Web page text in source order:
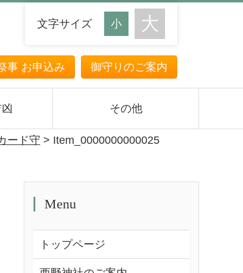
事 お申込み 御守りのご案内
文字サイズ
その他
ード守 > Item_0000000000025
Menu
トップページ